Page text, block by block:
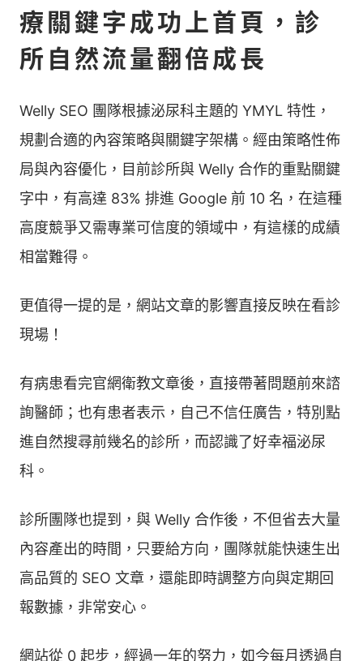
療關鍵字成功上首頁，診
所自然流量翻倍成長
Welly SEO 團隊根據泌尿科主題的 YMYL 特性，
規劃合適的內容策略與關鍵字架構。經由策略性佈
局與內容優化，目前診所與 Welly 合作的重點關鍵
字中，有高達 83% 排進 Google 前 10 名，在這種
高度競爭又需專業可信度的領域中，有這樣的成績
相當難得。
更值得一提的是，網站文章的影響直接反映在看診
現場！
有病患看完官網衛教文章後，直接帶著問題前來諮
詢醫師；也有患者表示，自己不信任廣告，特別點
進自然搜尋前幾名的診所，而認識了好幸福泌尿
科。
診所團隊也提到，與 Welly 合作後，不但省去大量
內容產出的時間，只要給方向，團隊就能快速生出
高品質的 SEO 文章，還能即時調整方向與定期回
報數據，非常安心。
網站從 0 起步，經過一年的努力，如今每月透過自